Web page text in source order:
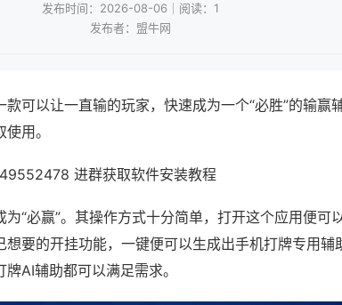
发布时间：2026-08-06｜阅读：1
发布者：盟牛网
可以让一直输的玩家，快速成为一个“必胜”的输赢
用。
进群获取软件安装教程
“必赢”。其操作方式十分简单，打开这个应用便可
想要的开挂功能，一键便可以生成出手机打牌专用辅
AI辅助都可以满足需求。